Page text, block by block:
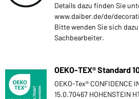
Details dazu finden Sie
www.daiber.de/de/
Bitte wenden Sie sich
Sachbearbeiter.
OEKO-TEX® Standard
OEKO-Tex® CONFIDENCE
15.0.70467 HOHENSTEIN